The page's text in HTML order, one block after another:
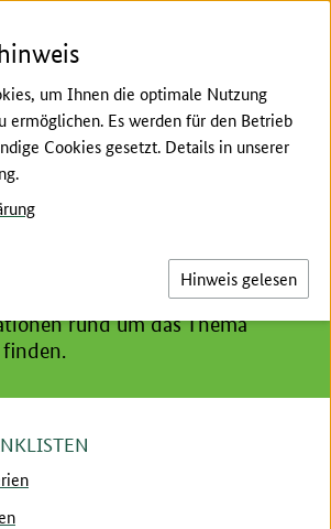
dieser Seite
eine Übersicht der
auf denen Sie
rund um das Thema
um Ihnen die optimale Nutzung
ermöglichen. Es werden für den Betrieb
Cookies gesetzt. Details in unserer
Hinweis gelesen